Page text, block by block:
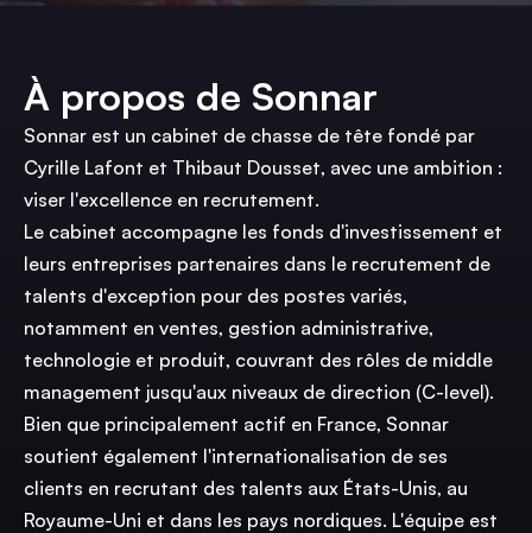
À propos de Sonnar
Sonnar est un cabinet de chasse de tête fondé par
Cyrille Lafont et Thibaut Dousset, avec une ambition :
viser l'excellence en recrutement.
Le cabinet accompagne les fonds d'investissement et
leurs entreprises partenaires dans le recrutement de
talents d'exception pour des postes variés,
notamment en ventes, gestion administrative,
technologie et produit, couvrant des rôles de middle
management jusqu'aux niveaux de direction (C-level).
Bien que principalement actif en France, Sonnar
soutient également l'internationalisation de ses
clients en recrutant des talents aux États-Unis, au
Royaume-Uni et dans les pays nordiques. L'équipe est